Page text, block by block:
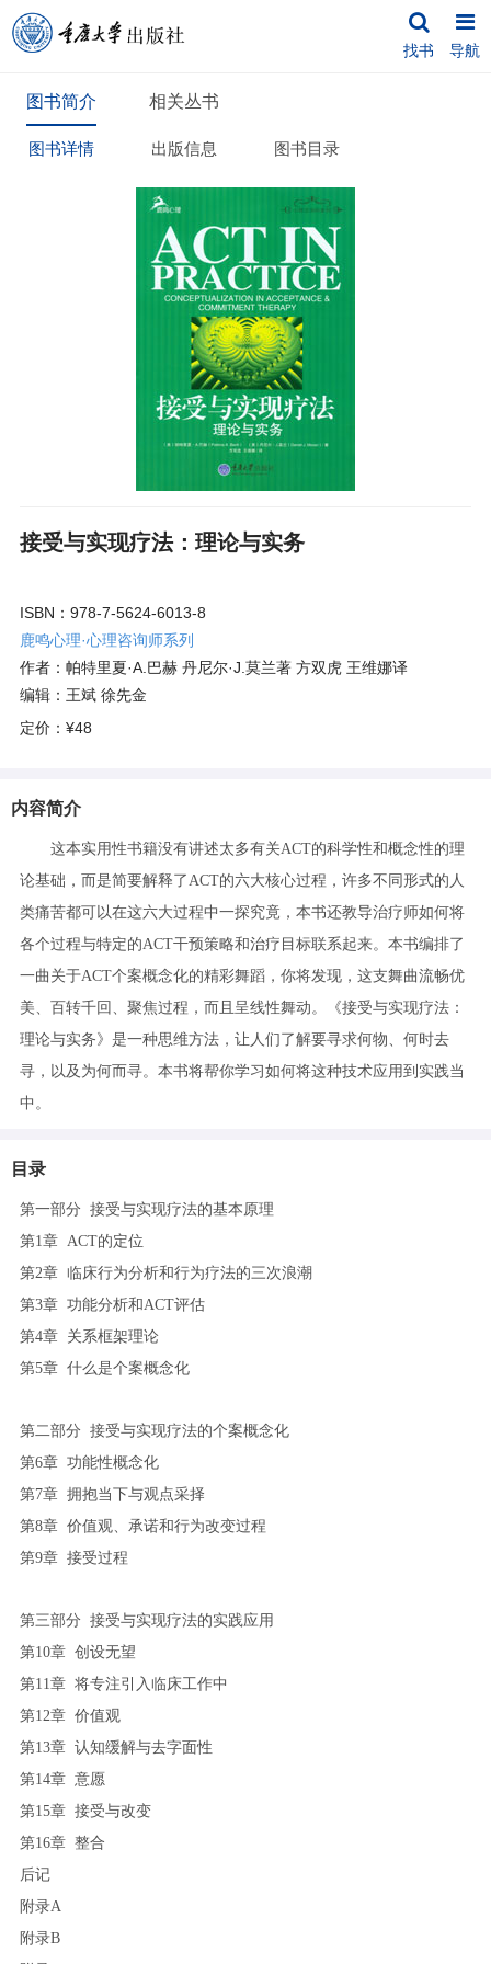
找书 导航
图书简介 相关丛书
图书详情 出版信息 图书目录
接受与实现疗法：理论与实务
ISBN：978-7-5624-6013-8
鹿鸣心理·心理咨询师系列
作者：帕特里夏·A.巴赫 丹尼尔·J.莫兰著 方双虎 王维娜译
编辑：王斌 徐先金
定价： ¥48
内容简介
这本实用性书籍没有讲述太多有关ACT的科学性和概念性的理
论基础，而是简要解释了ACT的六大核心过程，许多不同形式的人
类痛苦都可以在这六大过程中一探究竟，本书还教导治疗师如何将
各个过程与特定的ACT干预策略和治疗目标联系起来。本书编排了
一曲关于ACT个案概念化的精彩舞蹈，你将发现，这支舞曲流畅优
美、百转千回、聚焦过程，而且呈线性舞动。《接受与实现疗法：
理论与实务》是一种思维方法，让人们了解要寻求何物、何时去
寻，以及为何而寻。本书将帮你学习如何将这种技术应用到实践当
中。
目录
第一部分 接受与实现疗法的基本原理
第1章 ACT的定位
第2章 临床行为分析和行为疗法的三次浪潮
第3章 功能分析和ACT评估
第4章 关系框架理论
第5章 什么是个案概念化
第二部分 接受与实现疗法的个案概念化
第6章 功能性概念化
第7章 拥抱当下与观点采择
第8章 价值观、承诺和行为改变过程
第9章 接受过程
第三部分 接受与实现疗法的实践应用
第10章 创设无望
第11章 将专注引入临床工作中
第12章 价值观
第13章 认知缓解与去字面性
第14章 意愿
第15章 接受与改变
第16章 整合
后记
附录A
附录B